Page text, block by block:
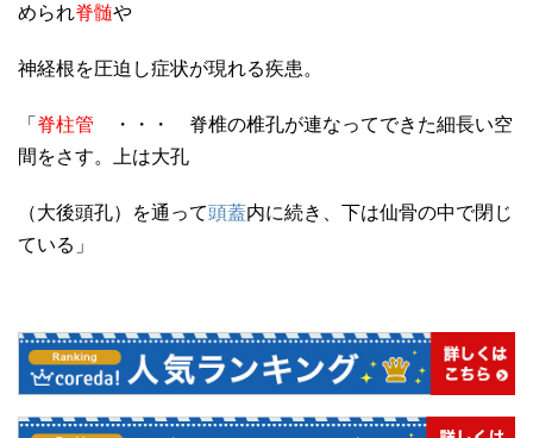
められ脊髄や
神経根を圧迫し症状が現れる疾患。
「 脊柱管 ・・・ 脊椎の椎孔が連なってできた細長い空
間をさす。上は大孔
（大後頭孔）を通って頭蓋内に続き、下は仙骨の中で閉じ
ている」